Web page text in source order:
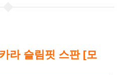
라 슬림핏 스판 [모